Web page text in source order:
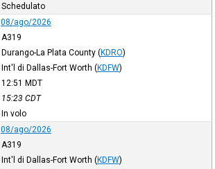
Schedulato
08/ago/2026
A319
Durango-La Plata County (KDRO)
Int'l di Dallas-Fort Worth (KDFW)
12:51 MDT
15:23 CDT
In volo
08/ago/2026
A319
Int'l di Dallas-Fort Worth (KDFW)